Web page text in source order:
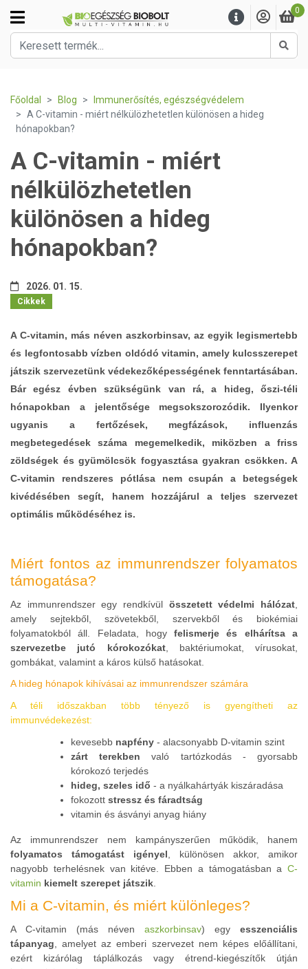
0
Főoldal Blog
Immunerősítés, egészségvédelem
A C-vitamin - miért nélkülözhetetlen különösen a hideg
hónapokban?
A C-vitamin - miért
nélkülözhetetlen
különösen a hideg
hónapokban?
2026. 01. 15.
Cikkek
A C-vitamin, más néven aszkorbinsav, az egyik legismertebb
és legfontosabb vízben oldódó vitamin, amely kulcsszerepet
játszik szervezetünk védekezőképességének fenntartásában.
Bár egész évben szükségünk van rá, a hideg, őszi-téli
hónapokban a jelentősége megsokszorozódik. Ilyenkor
ugyanis a fertőzések, megfázások, influenzás
megbetegedések száma megemelkedik, miközben a friss
zöldségek és gyümölcsök fogyasztása gyakran csökken. A
C-vitamin rendszeres pótlása nem csupán a betegségek
kivédésében segít, hanem hozzájárul a teljes szervezet
optimális működéséhez is.
Miért fontos az immunrendszer folyamatos
támogatása?
Az immunrendszer egy rendkívül összetett védelmi hálózat
amely sejtekből, szövetekből, szervekből és biokémiai
folyamatokból áll. Feladata, hogyfelismerje és elhárítsa a
szervezetbe jutó kórokozókat, baktériumokat, vírusokat,
gombákat, valamint a káros külső hatásokat.
A hideg hónapok kihívásai az immunrendszer számára
A téli időszakban több tényező is gyengítheti az
immunvédekezést:
kevesebb napfény - alacsonyabb D-vitamin szint
zárt terekben való tartózkodás - gyorsabb
kórokozó terjedés
hideg, szeles idő - a nyálkahártyák kiszáradása
fokozott stressz és fáradtság
vitamin és ásványi anyag hiány
Az immunrendszer nem kampányszerűen működik, hanem
folyamatos támogatást igényel , különösen akkor, amikor
nagyobb terhelésnek van kitéve. Ebben a támogatásban a C-
vitamin kiemelt szerepet játszik
Mi a C-vitamin, és miért különleges?
A C-vitamin (más néven aszkorbinsav) egy esszenciális
tápanyag , amelyet az emberi szervezet nem képes előállítani,
ezért kizárólag táplálkozás vagy étrend-kiegészítők útján